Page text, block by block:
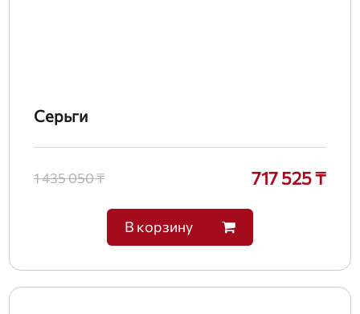
Серьги
1 435 050 ₸ 717 525 ₸
В корзину